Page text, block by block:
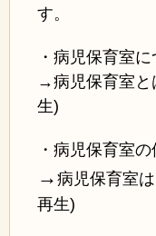
す。
・病児保育室に
→病児保育室と
生)
・病児保育室
→ 病児保育室
再生)